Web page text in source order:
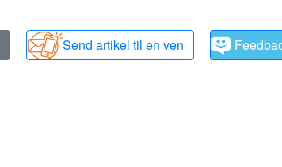
Send artikel til en ven